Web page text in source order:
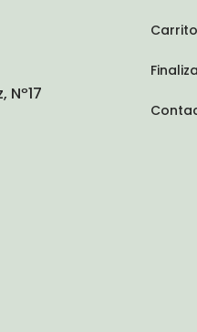
Nº17
Carrito